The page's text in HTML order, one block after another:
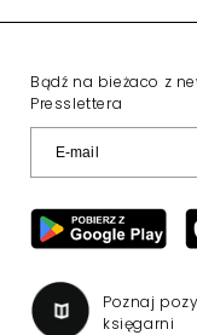
Bądź na bieżaco z
Presslettera
Poznaj
księgarni